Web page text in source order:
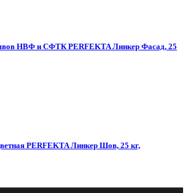
НВФ и СФТК PERFEKTA Линкер Фасад, 25
PERFEKTA Линкер Шов, 25 кг,